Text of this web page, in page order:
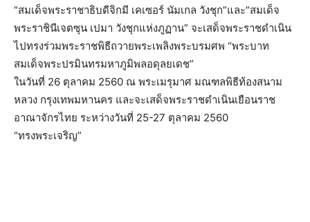
“สมเด็จพระราชาธิบดีจิกมี เคเซอร์ นัมเกล วังชุก”และ”สมเด็จ
พระราชินีเจตซุน เปมา วังชุกแห่งภูฏาน” จะเสด็จพระราชดำเนิน
ไปทรงร่วมพระราชพิธีถวายพระเพลิงพระบรมศพ “พระบาท
สมเด็จพระปรมินทรมหาภูมิพลอดุลยเดช”
ในวันที่ 26 ตุลาคม 2560 ณ พระเมรุมาศ มณฑลพิธีท้องสนาม
หลวง กรุงเทพมหานคร และจะเสด็จพระราชดำเนินเยือนราช
อาณาจักรไทย ระหว่างวันที่ 25-27 ตุลาคม 2560
“ทรงพระเจริญ”